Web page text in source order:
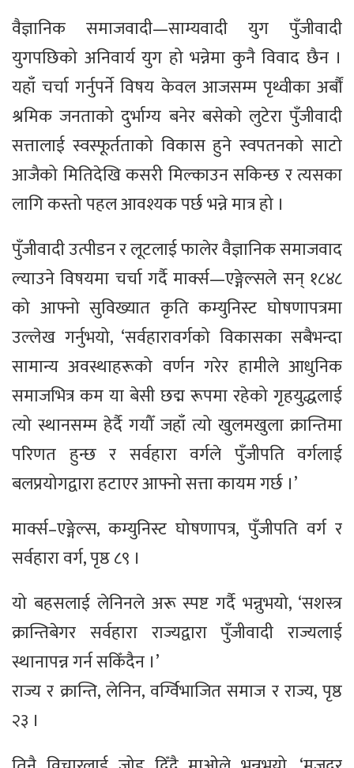
वैज्ञानिक समाजवादी—साम्यवादी युग पुँजीवादी
युगपछिको अनिवार्य युग हो भन्नेमा कुनै विवाद छैन ।
यहाँ चर्चा गर्नुपर्ने विषय केवल आजसम्म पृथ्वीका अर्बौं
श्रमिक जनताको दुर्भाग्य बनेर बसेको लुटेरा पुँजीवादी
सत्तालाई स्वस्फूर्तताको विकास हुने स्वपतनको साटो
आजैको मितिदेखि कसरी मिल्काउन सकिन्छ र त्यसका
लागि कस्तो पहल आवश्यक पर्छ भन्ने मात्र हो ।
पुँजीवादी उत्पीडन र लूटलाई फालेर वैज्ञानिक समाजवाद
ल्याउने विषयमा चर्चा गर्दै मार्क्स—एङ्गेल्सले सन् १८४८
को आफ्नो सुविख्यात कृति कम्युनिस्ट घोषणापत्रमा
उल्लेख गर्नुभयो, ‘सर्वहारावर्गको विकासका सबैभन्दा
सामान्य अवस्थाहरूको वर्णन गरेर हामीले आधुनिक
समाजभित्र कम या बेसी छद्म रूपमा रहेको गृहयुद्धलाई
त्यो स्थानसम्म हेर्दै गयौँ जहाँ त्यो खुलमखुला क्रान्तिमा
परिणत हुन्छ र सर्वहारा वर्गले पुँजीपति वर्गलाई
बलप्रयोगद्वारा हटाएर आफ्नो सत्ता कायम गर्छ ।’
मार्क्स–एङ्गेल्स, कम्युनिस्ट घोषणापत्र, पुँजीपति वर्ग र
सर्वहारा वर्ग, पृष्ठ ८९ ।
यो बहसलाई लेनिनले अरू स्पष्ट गर्दै भन्नुभयो, ‘सशस्त्र
क्रान्तिबेगर सर्वहारा राज्यद्वारा पुँजीवादी राज्यलाई
स्थानापन्न गर्न सकिँदैन ।’
राज्य र क्रान्ति, लेनिन, वर्ग्विभाजित समाज र राज्य, पृष्ठ
२३ ।